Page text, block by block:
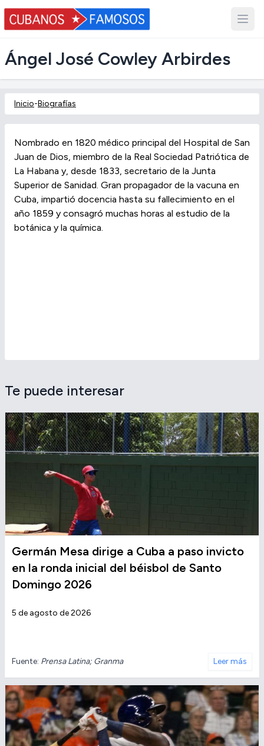
Ángel José Cowley Arbirdes
Inicio-Biografías
Nombrado en 1820 médico principal del Hospital de San
Juan de Dios, miembro de la Real Sociedad Patriótica de
La Habana y, desde 1833, secretario de la Junta
Superior de Sanidad. Gran propagador de la vacuna en
Cuba, impartió docencia hasta su fallecimiento en el
año 1859 y consagró muchas horas al estudio de la
botánica y la química.
Te puede interesar
Germán Mesa dirige a Cuba a paso invicto
en la ronda inicial del béisbol de Santo
Domingo 2026
5 de agosto de 2026
Fuente: Prensa Latina; Granma Leer más